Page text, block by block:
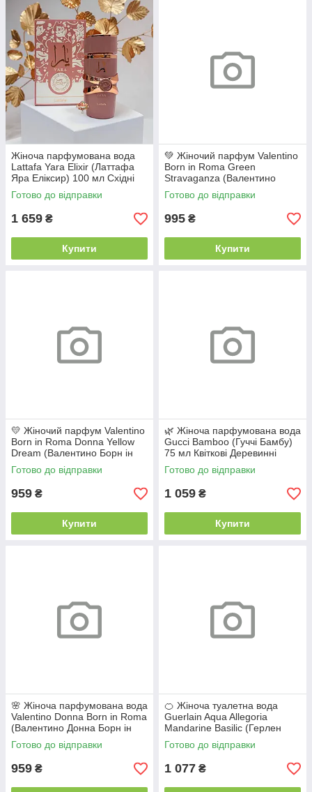
Жіноча парфумована вода
Lattafa Yara Elixir (Латтафа
Яра Еліксир) 100 мл Східні
Солодкі Фруктові Гурманські
Стійкі Шлейфові
Готово до відправки
1 659 ₴
Купити
💚 Жіночий парфум Valentino
Born in Roma Green
Stravaganza (Валентино
Борн ін Рома Грін
Страваганца) 100 мл Свіжі
Солодкі Стійкі
Готово до відправки
995 ₴
Купити
💛 Жіночий парфум Valentino
Born in Roma Donna Yellow
Dream (Валентино Борн ін
Рома Донна Єллоу Дрім) 100
мл Свіжі Солодкі Стійкі
Готово до відправки
959 ₴
Купити
🌿 Жіноча парфумована вода
Gucci Bamboo (Гуччі Бамбу)
75 мл Квіткові Деревинні
Цитрусові Свіжі Стійкі
Шлейфові
Готово до відправки
1 059 ₴
Купити
🌸 Жіноча парфумована вода
Valentino Donna Born in Roma
(Валентино Донна Борн ін
Рома) 100 мл Деревинні
Квіткові Східні Солодкі Ст
Готово до відправки
959 ₴
🍊 Жіноча туалетна вода
Guerlain Aqua Allegoria
Mandarine Basilic (Герлен
Аква Алегорія Мандарін
Базилік) 125 мл Цитрусові
Свіжі
Готово до відправки
1 077 ₴